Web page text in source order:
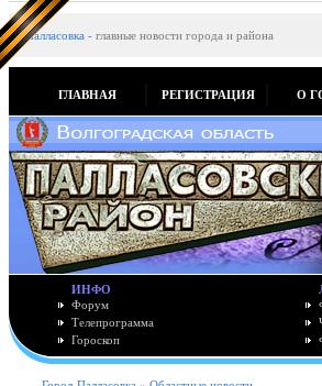
Палласовка - главные новости города и района
ГЛАВНАЯ РЕГИСТРАЦИЯ О
ИНФО
Форум
Телепрограмма
Гороскоп